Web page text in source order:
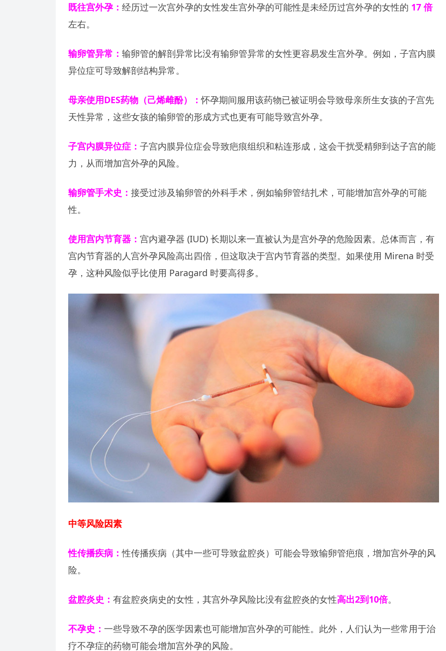
既往宫外孕： 经历过一次宫外孕的女性发生宫外孕的可能性是未经历过宫外孕的女性的 17 倍
左右。
输卵管异常： 输卵管的解剖异常比没有输卵管异常的女性更容易发生宫外孕。例如，子宫内膜
异位症可导致解剖结构异常。
母亲使用DES药物（己烯雌酚）：怀孕期间服用该药物已被证明会导致母亲所生女孩的子宫先
天性异常，这些女孩的输卵管的形成方式也更有可能导致宫外孕。
子宫内膜异位症： 子宫内膜异位症会导致疤痕组织和粘连形成，这会干扰受精卵到达子宫的能
力，从而增加宫外孕的风险。
输卵管手术史： 接受过涉及输卵管的外科手术，例如输卵管结扎术，可能增加宫外孕的可能
性。
使用宫内节育器： 宫内避孕器 (IUD) 长期以来一直被认为是宫外孕的危险因素。总体而言，有
宫内节育器的人宫外孕风险高出四倍，但这取决于宫内节育器的类型。如果使用 Mirena 时受
孕，这种风险似乎比使用 Paragard 时要高得多。
中等风险因素
性传播疾病：性传播疾病（其中一些可导致盆腔炎）可能会导致输卵管疤痕，增加宫外孕的风
险。
盆腔炎史： 有盆腔炎病史的女性，其宫外孕风险比没有盆腔炎的女性高出2到10倍。
不孕史： 一些导致不孕的医学因素也可能增加宫外孕的可能性。此外，人们认为一些常用于治
疗不孕症的药物可能会增加宫外孕的风险。